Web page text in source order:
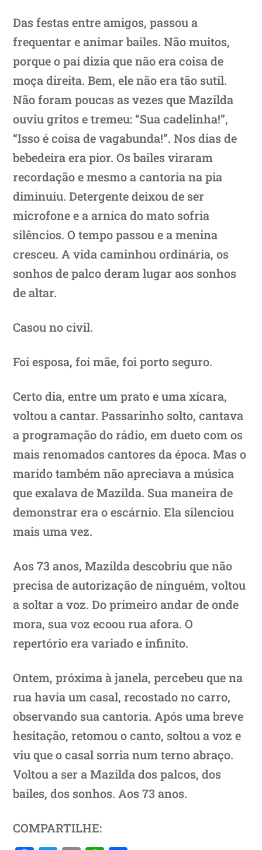
Das festas entre amigos, passou a
frequentar e animar bailes. Não muitos,
porque o pai dizia que não era coisa de
moça direita. Bem, ele não era tão sutil.
Não foram poucas as vezes que Mazilda
ouviu gritos e tremeu: “Sua cadelinha!”,
“Isso é coisa de vagabunda!”. Nos dias de
bebedeira era pior. Os bailes viraram
recordação e mesmo a cantoria na pia
diminuiu. Detergente deixou de ser
microfone e a arnica do mato sofria
silêncios. O tempo passou e a menina
cresceu. A vida caminhou ordinária, os
sonhos de palco deram lugar aos sonhos
de altar.
Casou no civil.
Foi esposa, foi mãe, foi porto seguro.
Certo dia, entre um prato e uma xícara,
voltou a cantar. Passarinho solto, cantava
a programação do rádio, em dueto com os
mais renomados cantores da época. Mas o
marido também não apreciava a música
que exalava de Mazilda. Sua maneira de
demonstrar era o escárnio. Ela silenciou
mais uma vez.
Aos 73 anos, Mazilda descobriu que não
precisa de autorização de ninguém, voltou
a soltar a voz. Do primeiro andar de onde
mora, sua voz ecoou rua afora. O
repertório era variado e infinito.
Ontem, próxima à janela, percebeu que na
rua havia um casal, recostado no carro,
observando sua cantoria. Após uma breve
hesitação, retomou o canto, soltou a voz e
viu que o casal sorria num terno abraço.
Voltou a ser a Mazilda dos palcos, dos
bailes, dos sonhos. Aos 73 anos.
COMPARTILHE: